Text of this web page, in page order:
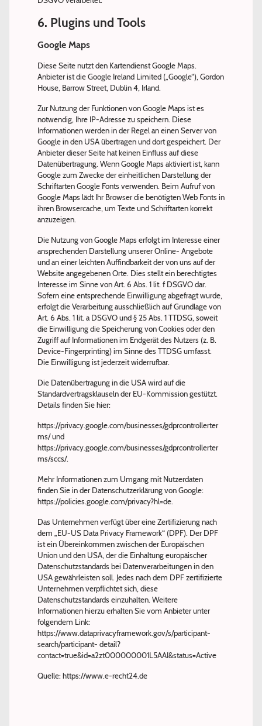
6. Plugins und Tools
Google Maps
Diese Seite nutzt den Kartendienst Google Maps.
Anbieter ist die Google Ireland Limited („Google“), Gordon
House, Barrow Street, Dublin 4, Irland.
Zur Nutzung der Funktionen von Google Maps ist es
notwendig, Ihre IP-Adresse zu speichern. Diese
Informationen werden in der Regel an einen Server von
Google in den USA übertragen und dort gespeichert. Der
Anbieter dieser Seite hat keinen Einfluss auf diese
Datenübertragung. Wenn Google Maps aktiviert ist, kann
Google zum Zwecke der einheitlichen Darstellung der
Schriftarten Google Fonts verwenden. Beim Aufruf von
Google Maps lädt Ihr Browser die benötigten Web Fonts in
ihren Browsercache, um Texte und Schriftarten korrekt
anzuzeigen.
Die Nutzung von Google Maps erfolgt im Interesse einer
ansprechenden Darstellung unserer Online- Angebote
und an einer leichten Auffindbarkeit der von uns auf der
Website angegebenen Orte. Dies stellt ein berechtigtes
Interesse im Sinne von Art. 6 Abs. 1 lit. f DSGVO dar.
Sofern eine entsprechende Einwilligung abgefragt wurde,
erfolgt die Verarbeitung ausschließlich auf Grundlage von
Art. 6 Abs. 1 lit. a DSGVO und § 25 Abs. 1 TTDSG, soweit
die Einwilligung die Speicherung von Cookies oder den
Zugriff auf Informationen im Endgerät des Nutzers (z. B.
Device-Fingerprinting) im Sinne des TTDSG umfasst.
Die Einwilligung ist jederzeit widerrufbar.
Die Datenübertragung in die USA wird auf die
Standardvertragsklauseln der EU-Kommission gestützt.
Details finden Sie hier:
https://privacy.google.com/businesses/gdprcontrollerter
ms/ und
https://privacy.google.com/businesses/gdprcontrollerter
ms/sccs/.
Mehr Informationen zum Umgang mit Nutzerdaten
finden Sie in der Datenschutzerklärung von Google:
https://policies.google.com/privacy?hl=de.
Das Unternehmen verfügt über eine Zertifizierung nach
dem „EU-US Data Privacy Framework“ (DPF). Der DPF
ist ein Übereinkommen zwischen der Europäischen
Union und den USA, der die Einhaltung europäischer
Datenschutzstandards bei Datenverarbeitungen in den
USA gewährleisten soll. Jedes nach dem DPF zertifizierte
Unternehmen verpflichtet sich, diese
Datenschutzstandards einzuhalten. Weitere
Informationen hierzu erhalten Sie vom Anbieter unter
folgendem Link:
https://www.dataprivacyframework.gov/s/participant-
search/participant- detail?
contact=true&id=a2zt000000001L5AAI&status=Active
Quelle: https://www.e-recht24.de